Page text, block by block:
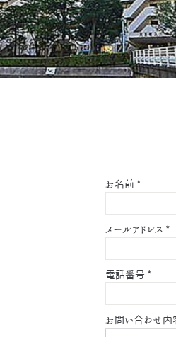
お名前 *
メールアドレス *
電話番号 *
お問い合わせ内